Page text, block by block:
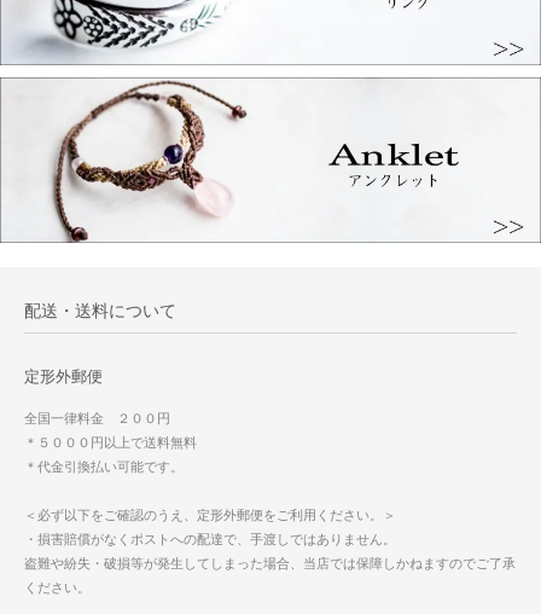
配送・送料について
定形外郵便
全国一律料金 ２００円
＊５０００円以上で送料無料
＊代金引換払い可能です。
＜必ず以下をご確認のうえ、定形外郵便をご利用ください。＞
・損害賠償がなくポストへの配達で、手渡しではありません。
盗難や紛失・破損等が発生してしまった場合、当店では保障しかねますのでご了承
ください。